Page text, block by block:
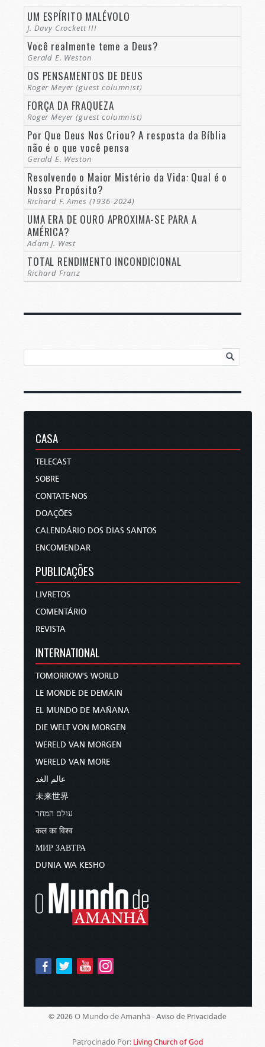
UM ESPÍRITO MALÉVOLO
J. Davy Crockett III
Você realmente teme a Deus?
Gerald E. Weston
OS PENSAMENTOS DE DEUS
Roger Meyer (guest columnist)
FORÇA DA FRAQUEZA
Roger Meyer (guest columnist)
Por Que Deus Nos Criou? A resposta da Bíblia
não é o que você pensa
Gerald E. Weston
Resolvendo o Maior Mistério da Vida: Qual é o
Nosso Propósito?
Richard F. Ames (1936-2024)
UMA ERA DE OURO APROXIMA-SE PARA A
AMÉRICA?
Adam J. West
TOTAL RENDIMENTO INCONDICIONAL
Richard Franz
CASA
TELECAST
SOBRE
CONTATE-NOS
DOAÇÕES
CALENDÁRIO DOS DIAS SANTOS
ENCOMENDAR
PUBLICAÇÕES
LIVRETOS
COMENTÁRIO
REVISTA
INTERNATIONAL
TOMORROW'S WORLD
LE MONDE DE DEMAIN
EL MUNDO DE MAÑANA
DIE WELT VON MORGEN
WERELD VAN MORGEN
WERELD VAN MORE
عالم الغد
未来世界
עולם המחר
कल का विश्व
МИР ЗАВТРА
DUNIA WA KESHO
© 2026 O Mundo de Amanhã -Aviso de Privacidade
Patrocinado Por: Living Church of God